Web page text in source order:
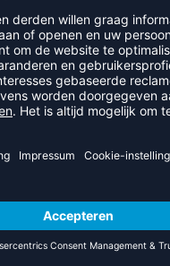
FOLLOW US